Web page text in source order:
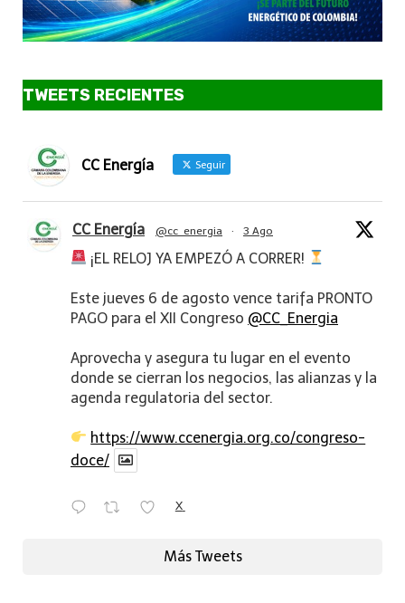
TWEETS RECIENTES
CC Energía Seguir
CC Energía @cc_energia · 3 Ago
¡EL RELOJ YA EMPEZÓ A CORRER!
Este jueves 6 de agosto vence tarifa PRONTO
PAGO para el XII Congreso @CC_Energia
Aprovecha y asegura tu lugar en el evento
donde se cierran los negocios, las alianzas y la
agenda regulatoria del sector.
https://www.ccenergia.org.co/congreso-
doce/
X
Más Tweets